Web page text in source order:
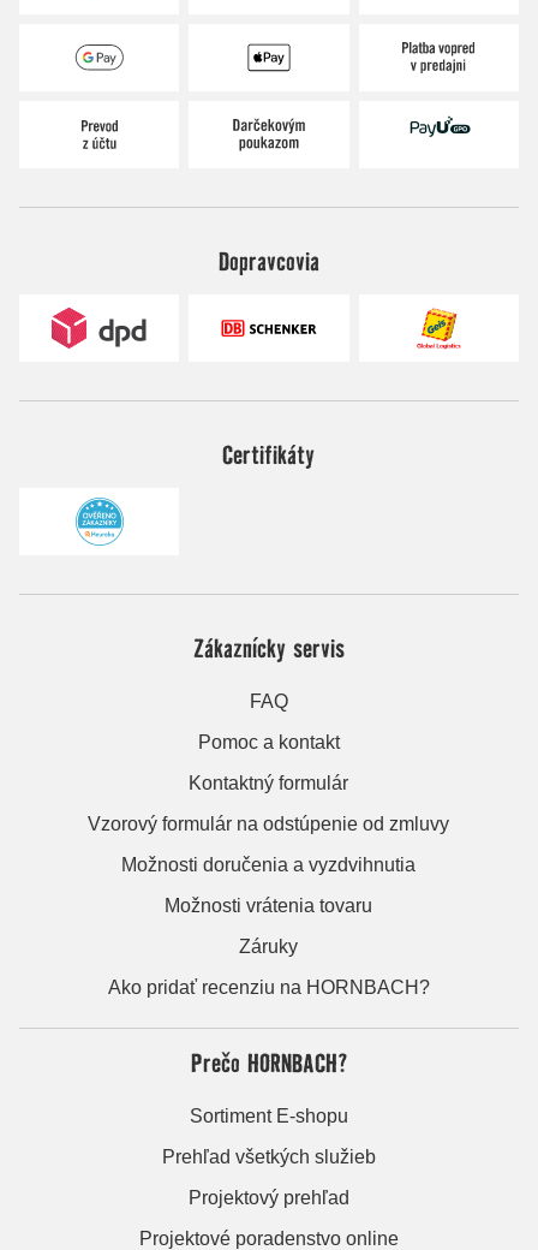
Dopravcovia
Certifikáty
Zákaznícky servis
FAQ
Pomoc a kontakt
Kontaktný formulár
Vzorový formulár na odstúpenie od zmluvy
Možnosti doručenia a vyzdvihnutia
Možnosti vrátenia tovaru
Záruky
Ako pridať recenziu na HORNBACH?
Prečo HORNBACH?
Sortiment E-shopu
Prehľad všetkých služieb
Projektový prehľad
Projektové poradenstvo online